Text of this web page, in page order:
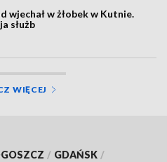
wjechał w żłobek w Kutnie.
służb
WIĘCEJ
/ GDAŃSK /